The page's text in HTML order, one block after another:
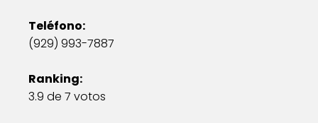
Teléfono:
(929) 993-7887
Ranking:
3.9 de 7 votos